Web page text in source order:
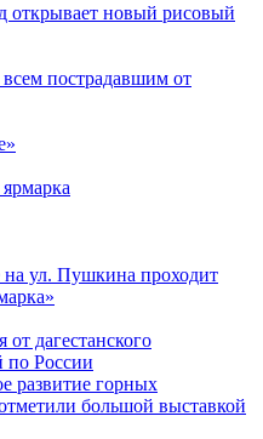
открывает новый рисовый
пострадавшим от
на ул. Пушкина проходит
дагестанского
по России
развитие горных
большой выставкой